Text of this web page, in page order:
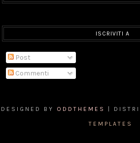
ISCRIVITI A
Post
Commenti
DESIGNED BY ODDTHEMES |
TEMPLATES